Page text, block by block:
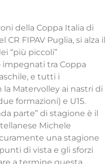
della Coppa Italia di
FIPAV Puglia, si alza il
“più piccoli”
impegnati tra Coppa
e tutti i
Matervolley ai nastri di
formazioni) e U15.
parte” di stagione è il
Michele
una stagione
di vista e gli sforzi